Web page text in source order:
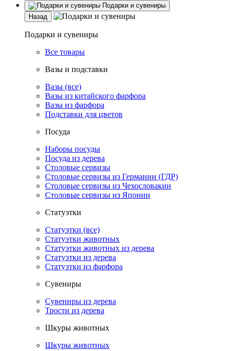
Подарки и сувениры
Назад
Подарки и сувениры
Все товары
Вазы и подставки
Вазы (все)
Вазы из китайского фарфора
Вазы из фарфора
Подставки для цветов
Посуда
Наборы посуды
Посуда из дерева
Столовые сервизы
Столовые сервизы из Германии (ГДР)
Столовые сервизы из Чехословакии
Столовые сервизы из Японии
Статуэтки
Статуэтки (все)
Статуэтки животных
Статуэтки животных из дерева
Статуэтки из дерева
Статуэтки из фарфора
Сувениры
Сувениры из дерева
Трости из дерева
Шкуры животных
Шкуры животных